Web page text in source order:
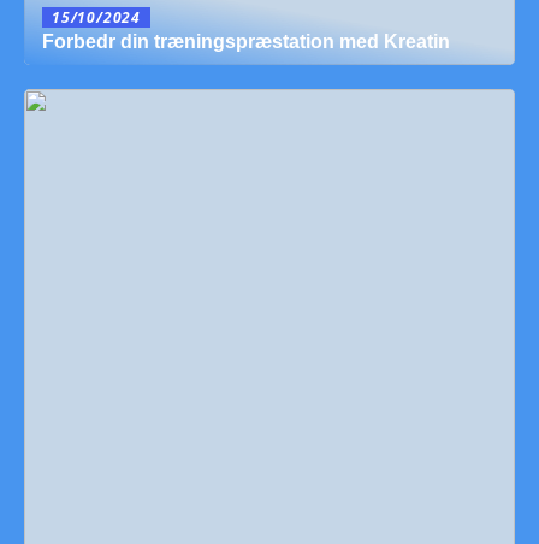
15/10/2024
Forbedr din træningspræstation med Kreatin